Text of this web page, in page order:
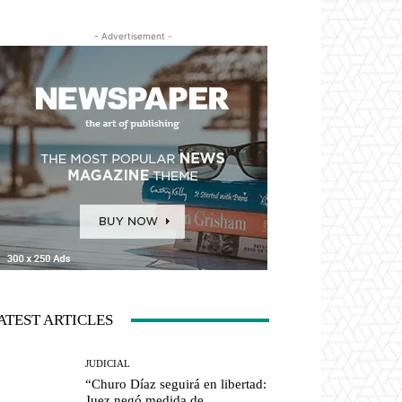
- Advertisement -
ARTICLES
JUDICIAL
“Churo Díaz seguirá en libertad: